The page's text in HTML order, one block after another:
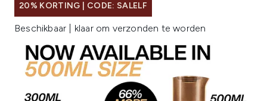
20% KORTING | CODE: SALELF
Beschikbaar | klaar om verzonden te worden